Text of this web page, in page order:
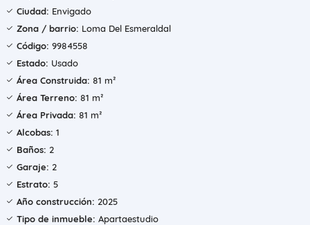
Ciudad: Envigado
Zona / barrio: Loma Del Esmeraldal
Código: 9984558
Estado: Usado
Área Construida: 81 m²
Área Terreno: 81 m²
Área Privada: 81 m²
Alcobas: 1
Baños: 2
Garaje: 2
Estrato: 5
Año construcción: 2025
Tipo de inmueble: Apartaestudio